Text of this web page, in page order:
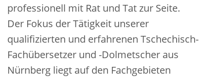
professionell mit Rat und Tat zur Seite.
Der Fokus der Tätigkeit unserer
qualifizierten und erfahrenen Tschechisch-
Fachübersetzer und -Dolmetscher aus
Nürnberg liegt auf den Fachgebieten